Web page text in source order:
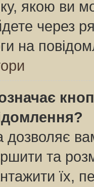
якою ви
через
на
дозволяє
та
їх,